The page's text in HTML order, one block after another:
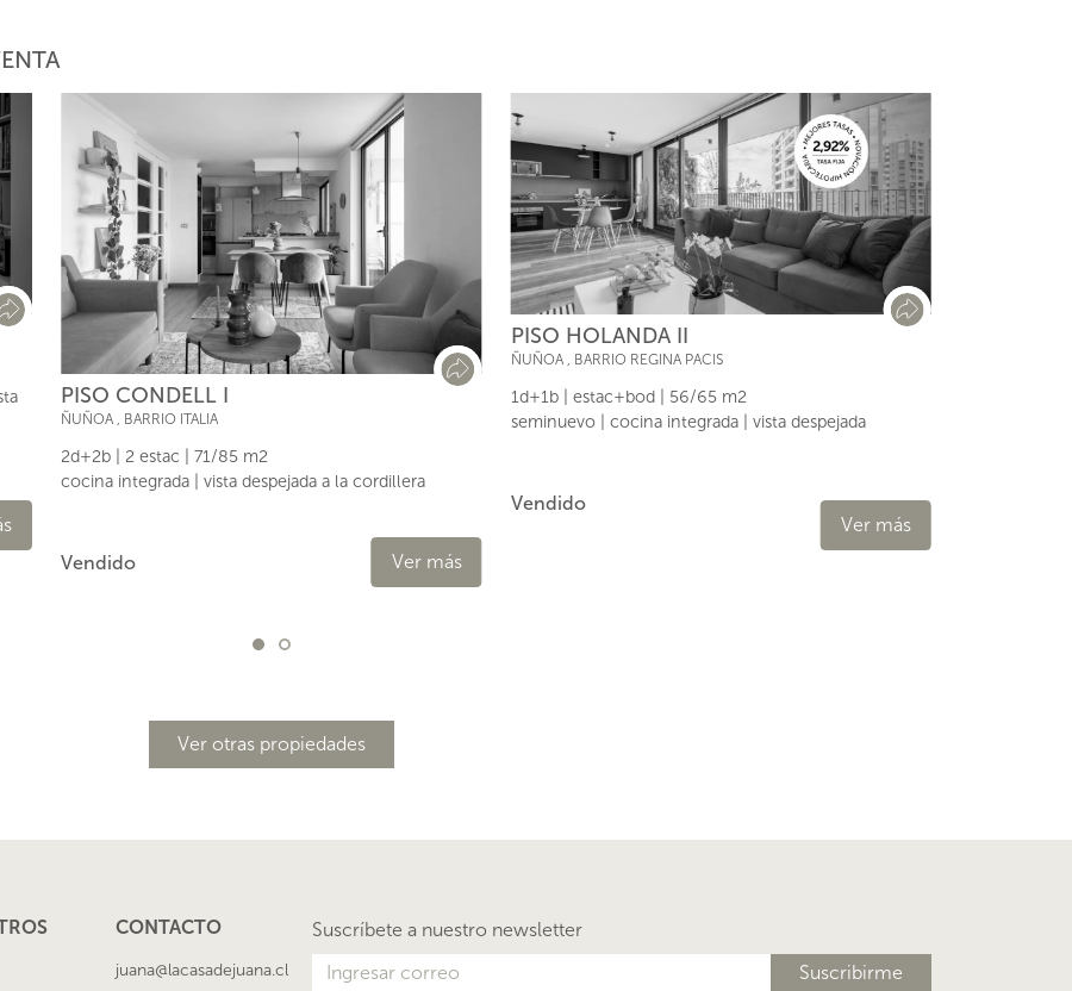
PISO CONDELL I
ÑUÑOA BARRIO ITALIA
2d+2b | 2 estac | 71/85 m2
cocina integrada | vista despejada a la cordillera
Vendido Ver más
PISO HOLANDA II
ÑUÑOA, BARRIO REGINA PACIS
1d+1b | estac+bod | 56/65 m2
seminuevo | cocina integrada | vista despejada
Vendido
Ver más
Ver otras propiedades
CONTACTO
juana@lacasadejuana.cl
Suscríbete a nuestro newsletter